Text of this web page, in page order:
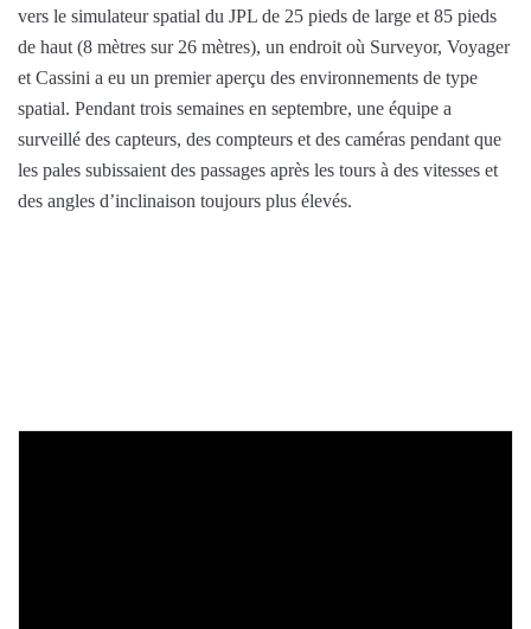
vers le simulateur spatial du JPL de 25 pieds de large et 85 pieds
de haut (8 mètres sur 26 mètres), un endroit où Surveyor, Voyager
et Cassini a eu un premier aperçu des environnements de type
spatial. Pendant trois semaines en septembre, une équipe a
surveillé des capteurs, des compteurs et des caméras pendant que
les pales subissaient des passages après les tours à des vitesses et
des angles d’inclinaison toujours plus élevés.